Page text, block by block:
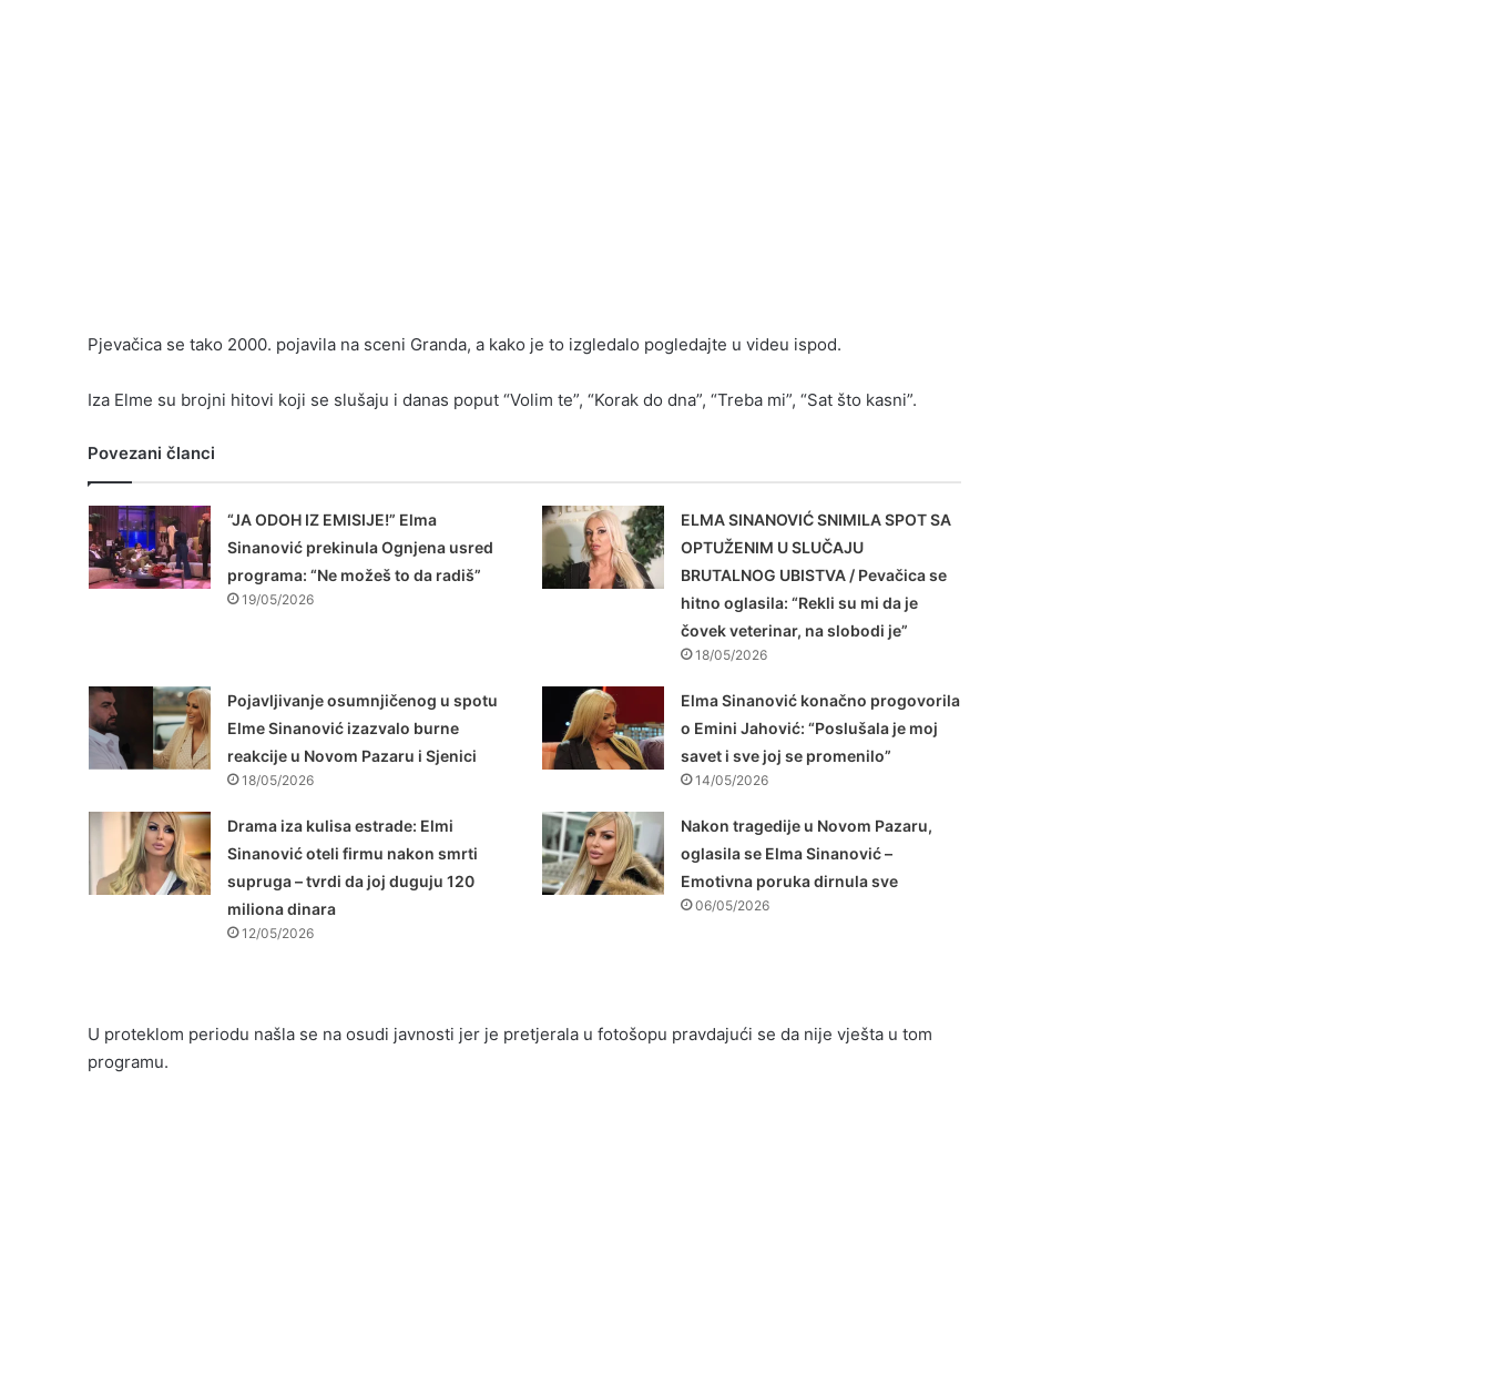
Pjevačica se tako 2000. pojavila na sceni Granda, a kako je to izgledalo pogledajte u videu ispod.
Iza Elme su brojni hitovi koji se slušaju i danas poput “Volim te”, “Korak do dna”, “Treba mi”, “Sat što kasni”.
Povezani članci
“JA ODOH IZ EMISIJE!” Elma
Sinanović prekinula Ognjena usred
programa: “Ne možeš to da radiš”
19/05/2026
ELMA SINANOVIĆ SNIMILA SPOT SA
OPTUŽENIM U SLUČAJU
BRUTALNOG UBISTVA / Pevačica se
hitno oglasila: “Rekli su mi da je
čovek veterinar, na slobodi je”
18/05/2026
Pojavljivanje osumnjičenog u spotu
Elme Sinanović izazvalo burne
reakcije u Novom Pazaru i Sjenici
18/05/2026
Elma Sinanović konačno progovorila
o Emini Jahović: “Poslušala je moj
savet i sve joj se promenilo”
14/05/2026
Drama iza kulisa estrade: Elmi
Sinanović oteli firmu nakon smrti
supruga – tvrdi da joj duguju 120
miliona dinara
12/05/2026
Nakon tragedije u Novom Pazaru,
oglasila se Elma Sinanović –
Emotivna poruka dirnula sve
06/05/2026
U proteklom periodu našla se na osudi javnosti jer je pretjerala u fotošopu pravdajući se da nije vješta u tom
programu.